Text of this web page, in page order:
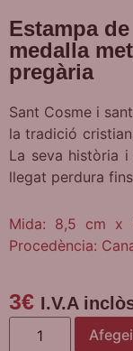
Estampa
medalla
pregària
Sant Cosme i
la tradició
La seva història i
llegat perdura
Mida: 8,5 cm x
Procedència:
3€ I.V.A